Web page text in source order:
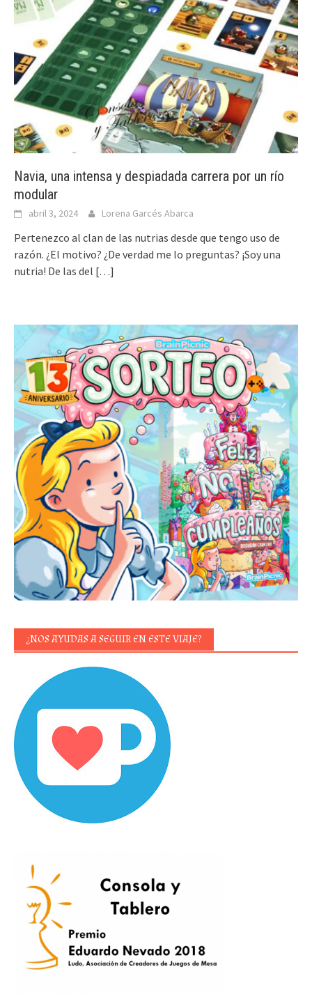
Navia, una intensa y despiadada carrera por un río
modular
abril 3, 2024 Lorena Garcés Abarca
Pertenezco al clan de las nutrias desde que tengo uso de
razón. ¿El motivo? ¿De verdad me lo preguntas? ¡Soy una
nutria! De las del […]
¿NOS AYUDAS A SEGUIR EN ESTE VIAJE?